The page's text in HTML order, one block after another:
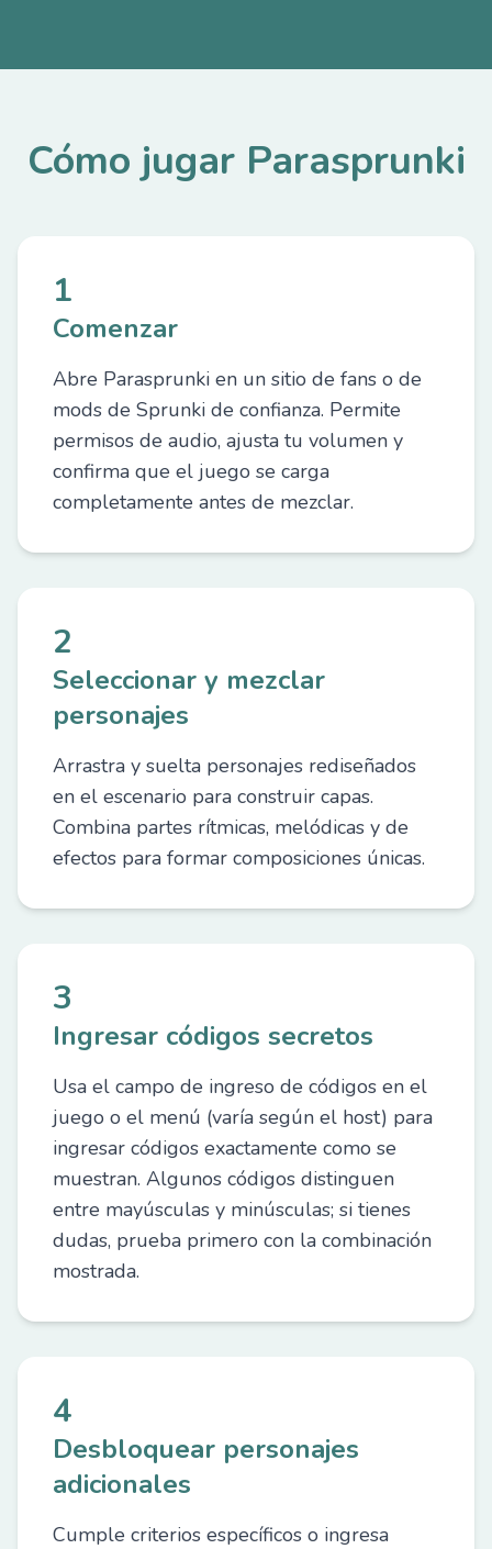
Cómo jugar Parasprunki
1
Comenzar
Abre Parasprunki en un sitio de fans o de
mods de Sprunki de confianza. Permite
permisos de audio, ajusta tu volumen y
confirma que el juego se carga
completamente antes de mezclar.
2
Seleccionar y mezclar
personajes
Arrastra y suelta personajes rediseñados
en el escenario para construir capas.
Combina partes rítmicas, melódicas y de
efectos para formar composiciones únicas.
3
Ingresar códigos secretos
Usa el campo de ingreso de códigos en el
juego o el menú (varía según el host) para
ingresar códigos exactamente como se
muestran. Algunos códigos distinguen
entre mayúsculas y minúsculas; si tienes
dudas, prueba primero con la combinación
mostrada.
4
Desbloquear personajes
adicionales
Cumple criterios específicos o ingresa